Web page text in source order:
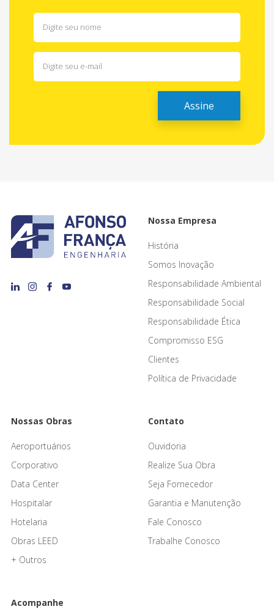
Nossa Empresa
História
Somos Inovação
Responsabilidade Ambiental
Responsabilidade Social
Responsabilidade Ética
Compromisso ESG
Clientes
Política de Privacidade
Nossas Obras
Aeroportuários
Corporativo
Data Center
Hospitalar
Hotelaria
Obras LEED
+ Outros
Contato
Ouvidoria
Realize Sua Obra
Seja Fornecedor
Garantia e Manutenção
Fale Conosco
Trabalhe Conosco
Acompanhe